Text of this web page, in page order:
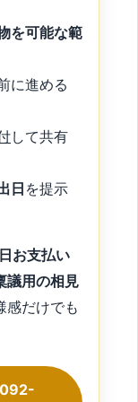
を可能な範
に進める
して共有
日 を提示
お支払い
議用の相見
感だけでも